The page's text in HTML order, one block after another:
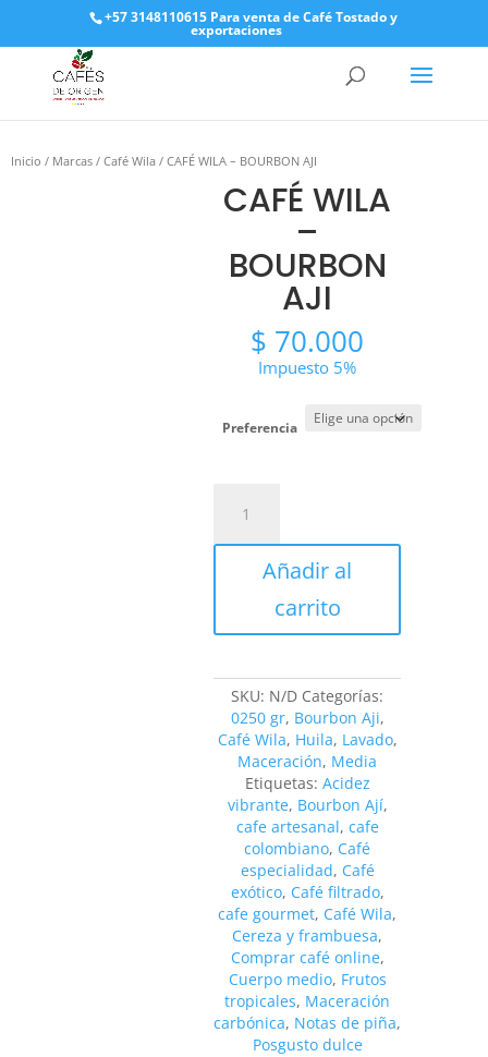
+57 3148110615 Para venta de Café Tostado y
exportaciones
Inicio / Marcas / Café Wila / CAFÉ WILA – BOURBON AJI
CAFÉ WILA
–
BOURBON
AJI
$ 70.000
Impuesto 5%
Preferencia
WILA
Añadir al
carrito
SKU: N/D Categorías:
0250 gr, Bourbon Aji,
Café Wila, Huila, Lavado,
Maceración, Media
Etiquetas: Acidez
vibrante, Bourbon Ají,
cafe artesanal, cafe
colombiano, Café
especialidad, Café
exótico, Café filtrado,
cafe gourmet, Café Wila,
Cereza y frambuesa,
Comprar café online,
Cuerpo medio, Frutos
tropicales, Maceración
carbónica, Notas de piña,
Posgusto dulce